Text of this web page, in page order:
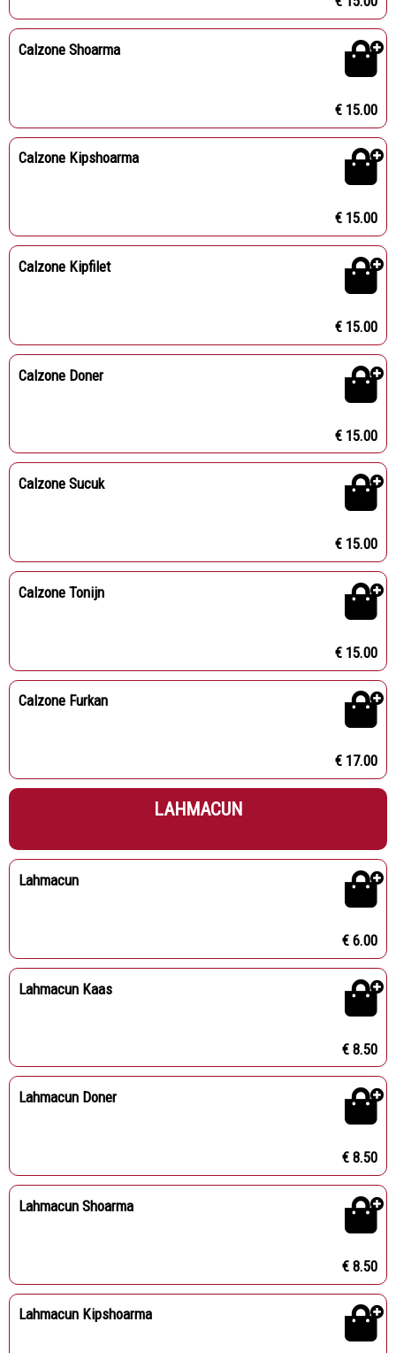
Calzone Shoarma
€ 15.00
Calzone Kipshoarma
€ 15.00
Calzone Kipfilet
€ 15.00
Calzone Doner
€ 15.00
Calzone Sucuk
€ 15.00
Calzone Tonijn
€ 15.00
Calzone Furkan
€ 17.00
LAHMACUN
Lahmacun
€ 6.00
Lahmacun Kaas
€ 8.50
Lahmacun Doner
€ 8.50
Lahmacun Shoarma
€ 8.50
Lahmacun Kipshoarma